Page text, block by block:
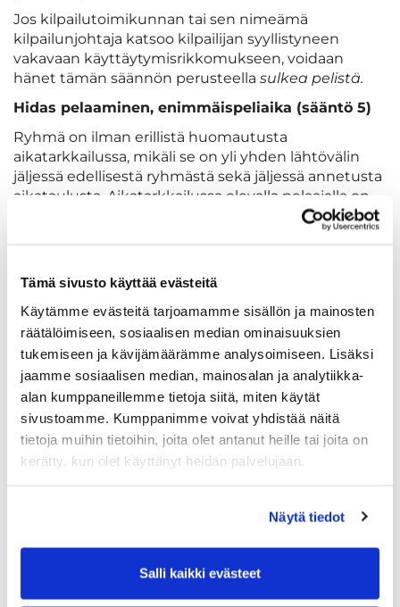
Tämä sivusto käyttää evästeitä
Käytämme evästeitä tarjoamamme sisällön ja mainosten
räätälöimiseen, sosiaalisen median ominaisuuksien
tukemiseen ja kävijämäärämme analysoimiseen. Lisäksi
jaamme sosiaalisen median, mainosalan ja analytiikka-
alan kumppaneillemme tietoja siitä, miten käytät
sivustoamme. Kumppanimme voivat yhdistää näitä
tietoja muihin tietoihin, joita olet antanut heille tai joita on
kerätty, kun olet käyttänyt heidän palvelujaan.
Näytä tiedot
Salli kaikki evästeet
Jos kilpailutoimikunnan tai sen nimeämä
kilpailunjohtaja katsoo kilpailijan syyllistyneen
vakavaan käyttäytymisrikkomukseen, voidaan
hänet tämän säännön perusteella sulkea pelistä.​
Hidas pelaaminen, enimmäispeliaika (sääntö 5)
Ryhmä on ilman erillistä huomautusta
aikatarkkailussa, mikäli se on yli yhden lähtövälin
jäljessä edellisestä ryhmästä sekä jäljessä annetusta
aikataulusta. Aikatarkkailussa olevalla pelaajalla on
40 sekuntia aikaa valmistautua omaan lyöntiinsä.
Aikatarkkailu päättyy, kun ryhmä on saavuttanut
pelivauhdin
Ensimmäinen aikarikkomus (varoitus). Toinen
aikarikkomus (yksi rangaistuslyöntiä). Kolmas
aikarikkomus (kaksi rangaistuslyöntiä). Useampi
aikarikkomus (kilpailusta sulkeminen).
Reikäpelissä rangaistuslyöntien sijasta aiheutuu
reiän menetys.
Ratkaisut tasatulostilanteissa
Tasoitukselliset (HCP/PB) kilpailut
sijoitukset tasoituksen perusteella: tasatulosten
kilpailujen periaatetta. (matemaattinen
menetelmä)